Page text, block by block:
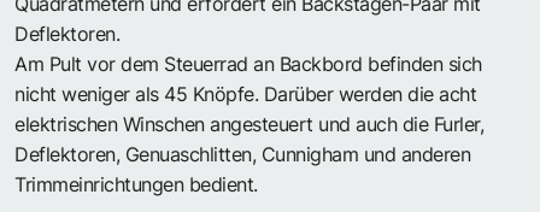
Deflektoren.
Am Pult vor dem Steuerrad an Backbord befinden sich
nicht weniger als 45 Knöpfe. Darüber werden die acht
elektrischen Winschen angesteuert und auch die Furler,
Deflektoren, Genuaschlitten, Cunnigham und anderen
Trimmeinrichtungen bedient.